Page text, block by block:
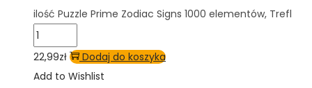
ilość Puzzle Prime Zodiac Signs 1000 elementów, Trefl
22,99zł
Dodaj do koszyka
Add to Wishlist